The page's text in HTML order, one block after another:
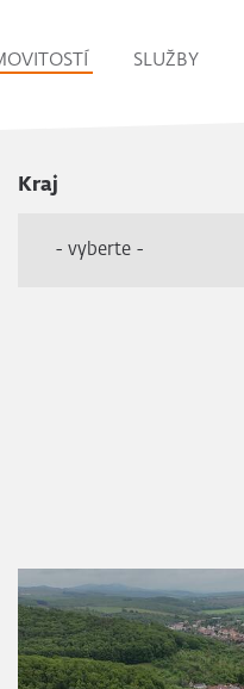
SLUŽBY
Kraj
- vyberte -